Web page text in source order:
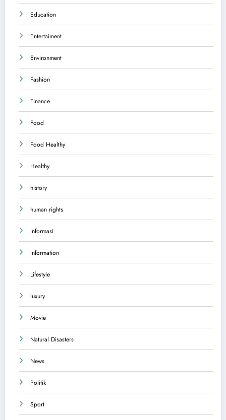
Education
Entertaiment
Environment
Fashion
Finance
Food
Food Healthy
Healthy
history
human rights
Informasi
Information
Lifestyle
luxury
Movie
Natural Disasters
News
Politik
Sport